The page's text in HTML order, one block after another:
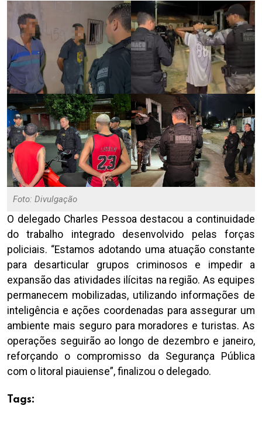
Foto: Divulgação
O delegado Charles Pessoa destacou a continuidade
do trabalho integrado desenvolvido pelas forças
policiais. “Estamos adotando uma atuação constante
para desarticular grupos criminosos e impedir a
expansão das atividades ilícitas na região. As equipes
permanecem mobilizadas, utilizando informações de
inteligência e ações coordenadas para assegurar um
ambiente mais seguro para moradores e turistas. As
operações seguirão ao longo de dezembro e janeiro,
reforçando o compromisso da Segurança Pública
com o litoral piauiense”, finalizou o delegado.
Tags: